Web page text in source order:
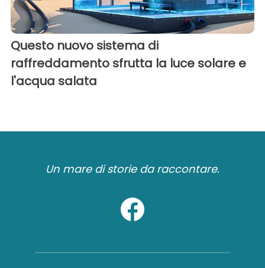
Questo nuovo sistema di
raffreddamento sfrutta la luce solare e
l'acqua salata
Un mare di storie da raccontare.